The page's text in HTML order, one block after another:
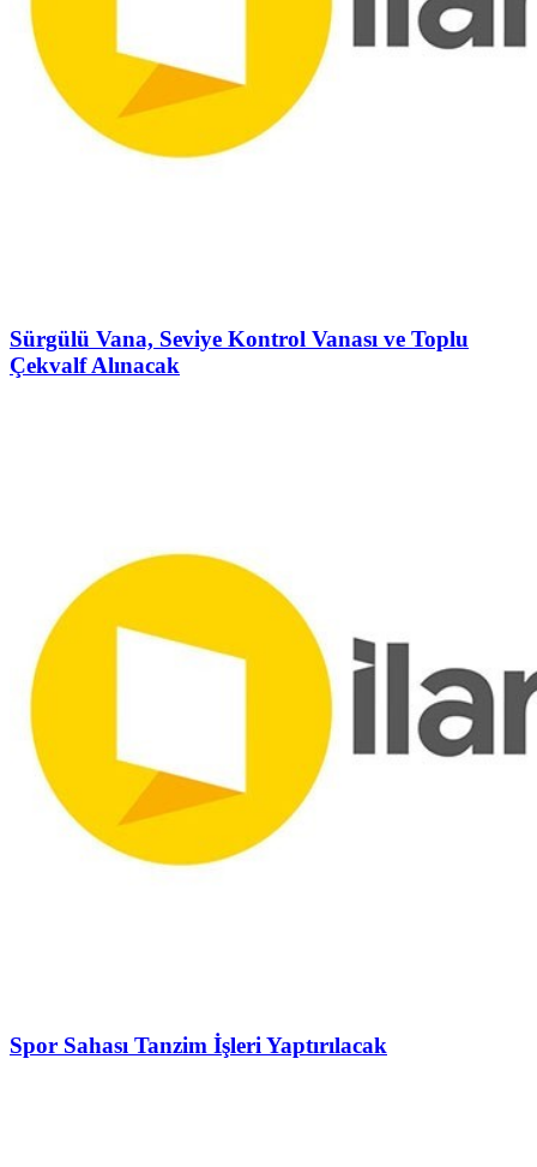
Sürgülü Vana, Seviye Kontrol Vanası ve Toplu
Çekvalf Alınacak
Spor Sahası Tanzim İşleri Yaptırılacak